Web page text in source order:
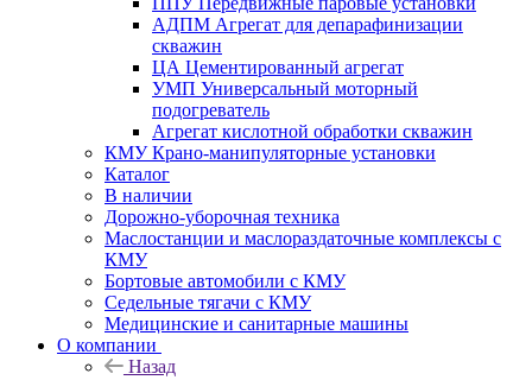
АДПМ Агрегат для депарафинизации
скважин
ЦА Цементированный агрегат
УМП Универсальный моторный
подогреватель
Агрегат кислотной обработки скважин
КМУ Крано-манипуляторные установки
Каталог
В наличии
Дорожно-уборочная техника
Маслостанции и маслораздаточные комплексы с
КМУ
Бортовые автомобили с КМУ
Седельные тягачи с КМУ
Медицинские и санитарные машины
О компании
Назад